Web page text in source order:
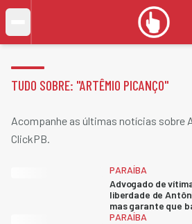
TUDO SOBRE: "ARTÊMIO PICANÇO"
Acompanhe as últimas notícias sobre
ClickPB.
PARAÍBA
Advogado de
liberdade de
mas garante que
PARAÍBA